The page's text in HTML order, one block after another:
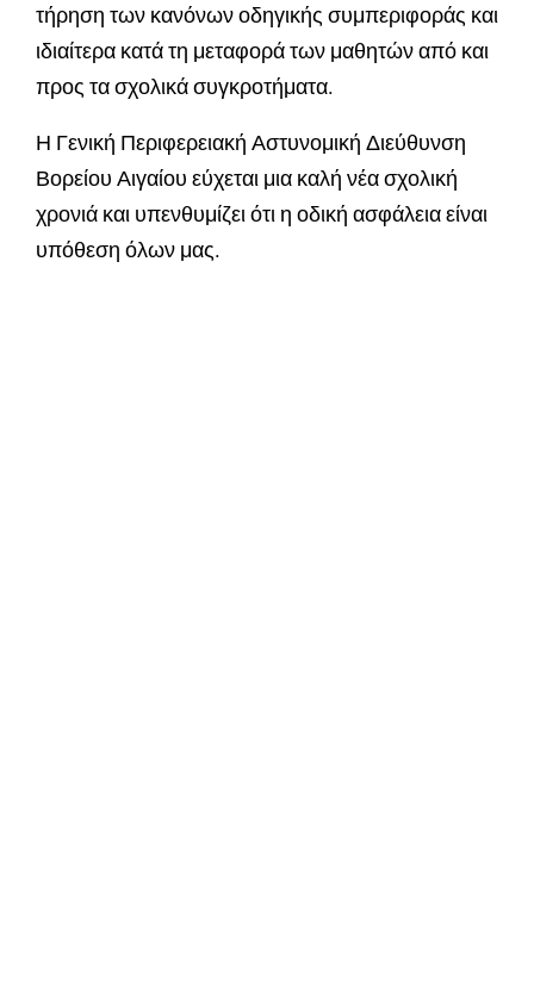
τήρηση των κανόνων οδηγικής συμπεριφοράς και
ιδιαίτερα κατά τη μεταφορά των μαθητών από και
προς τα σχολικά συγκροτήματα.
Η Γενική Περιφερειακή Αστυνομική Διεύθυνση
Βορείου Αιγαίου εύχεται μια καλή νέα σχολική
χρονιά και υπενθυμίζει ότι η οδική ασφάλεια είναι
υπόθεση όλων μας.